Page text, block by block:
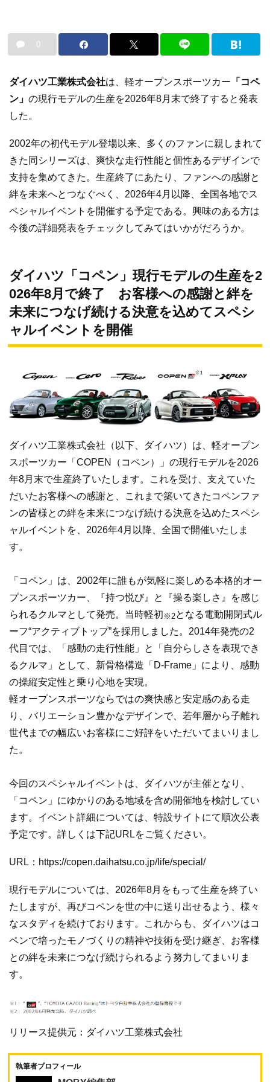
0
ダイハツ工業株式会社は、軽オープンスポーツカー 「コペ
ン」 の現行モデルの生産を2026年8月末で終了すると発表
した。
2002年の初代モデル登場以来、多くのファンに親しまれて
きた同シリーズは、爽快な走行性能と個性あるデザインで
支持を集めてきた。生産終了にあたり、ファンへの感謝と
絆を未来へとつなぐべく、2026年4月以降、全国各地でス
ペシャルイベントを開催する予定である。興味のある方は
今後の詳細発表をチェックしてみてはいかがだろうか。
ダイハツ「コペン」現行モデルの生産を2
026年8月で終了 お客様への感謝と絆を
未来につなげ続ける決意を込めてスペシ
ャルイベントを開催
ダイハツ工業株式会社（以下、ダイハツ）は、軽オープン
スポーツカー「COPEN（コペン）」の現行モデルを2026
年8月末で生産終了いたします。これを受け、支えていた
だいたお客様への感謝と、これまで築いてきたコペンファ
ンの皆様との絆を未来につなげ続ける決意を込めたスペシ
ャルイベントを、2026年4月以降、全国で開催いたしま
す。
「コペン」は、2002年に誰もが気軽に楽しめる本格的オー
プンスポーツカー、『持つ悦び』と『操る楽しさ』を感じ
られるクルマとして発売。当時軽初 ※2となる電動開閉式ル
ーフ“アクティブトップ”を採用しました。2014年発売の2
代目では、「感動の走行性能」と「自分らしさを表現でき
るクルマ」として、新骨格構造「D-Frame」により、感動
の操縦安定性と乗り心地を実現。
軽オープンスポーツならではの爽快感と安定感のある走
り、バリエーション豊かなデザインで、若年層から子離れ
世代までの幅広いお客様にご好評をいただいてまいりまし
た。
今回のスペシャルイベントは、ダイハツが主催となり、
「コペン」にゆかりのある地域を含め開催地を検討してい
ます。イベント詳細については、特設サイトにて順次公表
予定です。詳しくは下記URLをご覧ください。
URL：https://copen.daihatsu.co.jp/life/special/
現行モデルについては、2026年8月をもって生産を終了い
たしますが、再びコペンを世の中に送り出せるよう、様々
なスタディを続けております。これからも、ダイハツはコ
ペンで培ったモノづくりの精神や技術を受け継ぎ、お客様
との絆を未来につなげ続けられるよう努力してまいりま
す。
リリース提供元：ダイハツ工業株式会社
執筆者プロフィール